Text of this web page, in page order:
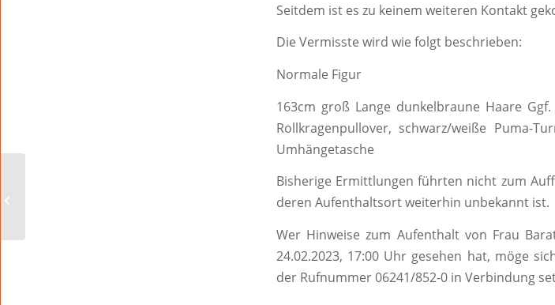
Seitdem ist es zu keinem weiteren Kontakt
Die Vermisste wird wie folgt beschrieben:
Normale Figur
163cm groß Lange dunkelbraune Haare
Rollkragenpullover, schwarz/weiße Puma-
Umhängetasche
Bisherige Ermittlungen führten nicht zum
deren Aufenthaltsort weiterhin unbekannt ist.
Wer Hinweise zum Aufenthalt von Frau
24.02.2023, 17:00 Uhr gesehen hat, möge
der Rufnummer 06241/852-0 in Verbindung